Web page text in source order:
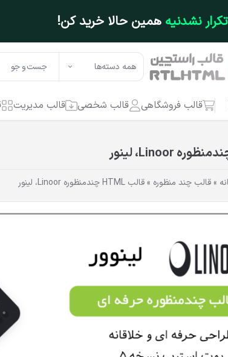
نشدنیه همین حالا خرید کن!
همه دسته‌ها
قالب فروشگاهی قالب شخصی قالب مدیریت
»قالب چند منظوره »قالب HTML چندمنظوره Linoor، لینور